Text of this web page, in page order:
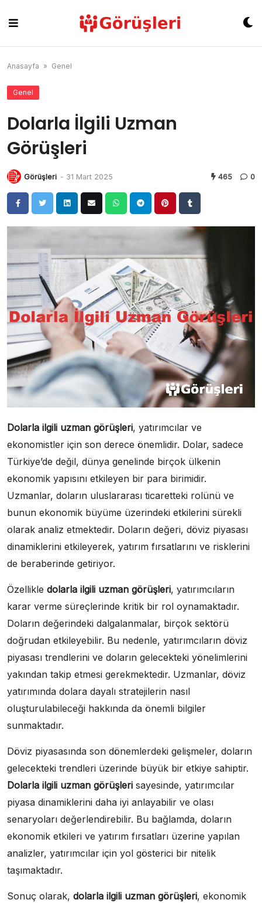
content
Anasayfa » Genel
Genel
Dolarla İlgili Uzman
Görüşleri
Görüşleri - 31 Mart 2025 465 0
Dolarla ilgili uzman görüşleri, yatırımcılar ve
ekonomistler için son derece önemlidir. Dolar, sadece
Türkiye’de değil, dünya genelinde birçok ülkenin
ekonomik yapısını etkileyen bir para birimidir.
Uzmanlar, doların uluslararası ticaretteki rolünü ve
bunun ekonomik büyüme üzerindeki etkilerini sürekli
olarak analiz etmektedir. Doların değeri, döviz piyasası
dinamiklerini etkileyerek, yatırım fırsatlarını ve risklerini
de beraberinde getiriyor.
Özellikle dolarla ilgili uzman görüşleri, yatırımcıların
karar verme süreçlerinde kritik bir rol oynamaktadır.
Doların değerindeki dalgalanmalar, birçok sektörü
doğrudan etkileyebilir. Bu nedenle, yatırımcıların döviz
piyasası trendlerini ve doların gelecekteki yönelimlerini
yakından takip etmesi gerekmektedir. Uzmanlar, döviz
yatırımında dolara dayalı stratejilerin nasıl
oluşturulabileceği hakkında da önemli bilgiler
sunmaktadır.
Döviz piyasasında son dönemlerdeki gelişmeler, doların
gelecekteki trendleri üzerinde büyük bir etkiye sahiptir.
Dolarla ilgili uzman görüşleri sayesinde, yatırımcılar
piyasa dinamiklerini daha iyi anlayabilir ve olası
senaryoları değerlendirebilir. Bu bağlamda, doların
ekonomik etkileri ve yatırım fırsatları üzerine yapılan
analizler, yatırımcılar için yol gösterici bir nitelik
taşımaktadır.
Sonuç olarak, dolarla ilgili uzman görüşleri, ekonomik